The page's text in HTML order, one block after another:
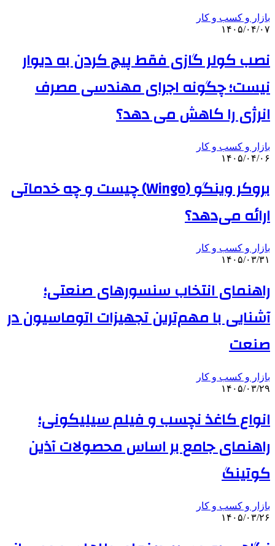
بازار و کسب و کار
۱۴۰۵/۰۴/۰۷
نصب کولر گازی فقط پیچ کردن به دیوار
نیست؛ چگونه اجرای مهندسی مصرف
انرژی را کاهش می دهد؟
بازار و کسب و کار
۱۴۰۵/۰۴/۰۶
بروکر وینگو (Wingo) چیست و چه خدماتی
ارائه می‌دهد؟
بازار و کسب و کار
۱۴۰۵/۰۳/۳۱
راهنمای انتخاب سنسورهای صنعتی؛
آشنایی با مهم‌ترین تجهیزات اتوماسیون در
صنعت
بازار و کسب و کار
۱۴۰۵/۰۳/۲۹
انواع کاغذ نچسب و فیلم سیلیکونی؛
راهنمای جامع بر اساس محصولات آذین
کوتینگ
بازار و کسب و کار
۱۴۰۵/۰۳/۲۶